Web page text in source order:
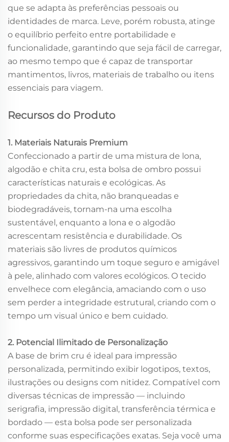
que se adapta às preferências pessoais ou
identidades de marca. Leve, porém robusta, atinge
o equilíbrio perfeito entre portabilidade e
funcionalidade, garantindo que seja fácil de carregar,
ao mesmo tempo que é capaz de transportar
mantimentos, livros, materiais de trabalho ou itens
essenciais para viagem.
Recursos do Produto
1. Materiais Naturais Premium
Confeccionado a partir de uma mistura de lona,
algodão e chita cru, esta bolsa de ombro possui
características naturais e ecológicas. As
propriedades da chita, não branqueadas e
biodegradáveis, tornam-na uma escolha
sustentável, enquanto a lona e o algodão
acrescentam resistência e durabilidade. Os
materiais são livres de produtos químicos
agressivos, garantindo um toque seguro e amigável
à pele, alinhado com valores ecológicos. O tecido
envelhece com elegância, amaciando com o uso
sem perder a integridade estrutural, criando com o
tempo um visual único e bem cuidado.
2. Potencial Ilimitado de Personalização
A base de brim cru é ideal para impressão
personalizada, permitindo exibir logotipos, textos,
ilustrações ou designs com nitidez. Compatível com
diversas técnicas de impressão — incluindo
serigrafia, impressão digital, transferência térmica e
bordado — esta bolsa pode ser personalizada
conforme suas especificações exatas. Seja você uma